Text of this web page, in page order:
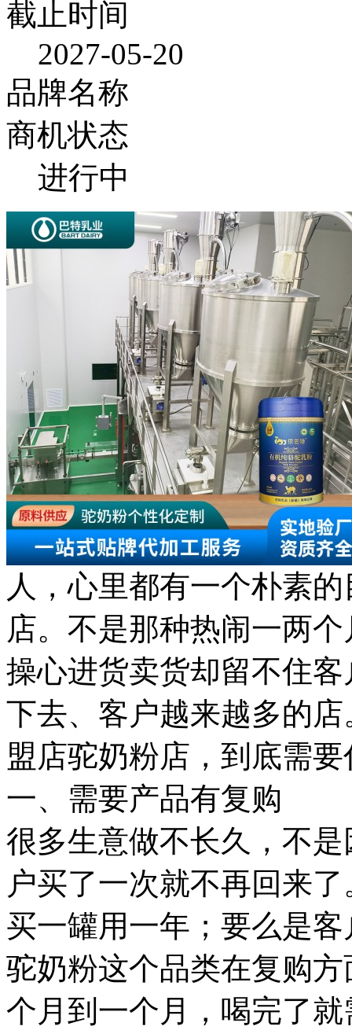
截止时间
2027-05-20
品牌名称
商机状态
进行中
人，心里都有一个朴素
店。不是那种热闹一两
操心进货卖货却留不住
下去、客户越来越多的
盟店驼奶粉店，到底需
一、需要产品有复购
很多生意做不长久，不
户买了一次就不再回来
买一罐用一年；要么是
驼奶粉这个品类在复购
个月到一个月，喝完了